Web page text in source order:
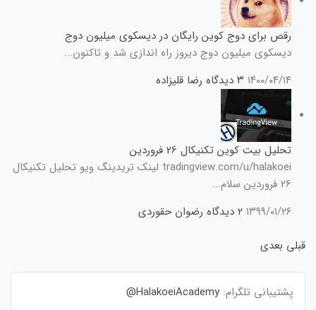
رقص برای دوج کوین رایگان در دیسکوی میلیون دوج
دیسکوی میلیون دوج دیروز راه اندازی شد و تاکنون...
۱۴۰۰/۰۴/۱۴ ۳ دیدگاه رضا قلیزاده
تحلیل بیت کوین تکنیکال 26 فروردین
tradingview.com/u/halakoei لینک تریدینگ ویو تحلیل تکنیکال
26 فروردین سلام...
۱۳۹۹/۰۱/۲۶ ۲ دیدگاه
رضوان حقوردی
قبلی بعدی
پشتیبانی تلگرام: HalakoeiAcademy@